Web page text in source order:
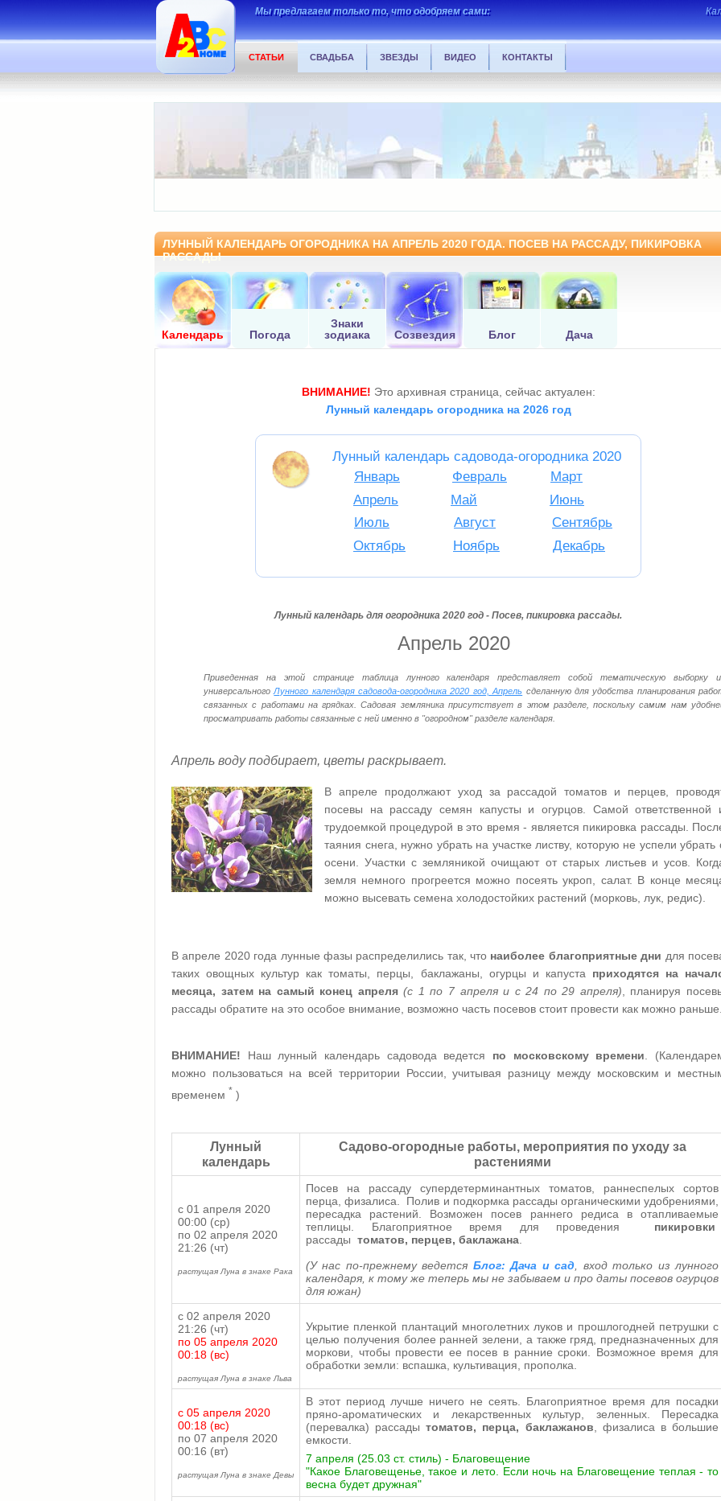
Мы предлагаем только то, что одобряем сами:
СТАТЬИ СВАДЬБА ЗВЕЗДЫ ВИДЕО КОНТАКТЫ
ЛУННЫЙ КАЛЕНДАРЬ ОГОРОДНИКА НА АПРЕЛЬ 2020 ГОДА. ПОСЕВ НА РАССАДУ, ПИКИРОВКА
РАССАДЫ
Календарь Погода
Знаки
зодиака
Созвездия Блог Дача
ВНИМАНИЕ! Это архивная страница, сейчас актуален:
Лунный календарь огородника на 2026 год
Лунный календарь садовода-огородника 2020
Январь
Февраль
Март
Апрель
Май
Июнь
Июль
Август
Сентябрь
Октябрь
Ноябрь Декабрь
Лунный календарь для огородника 2020 год - Посев, пикировка рассады.
Апрель 2020
Приведенная на этой странице таблица лунного календаря представляет собой тематическую выборку
универсальногоЛунного календаря садовода-огородника 2020 год, Апрель сделанную для удобства планирования
связанных с работами на грядках. Садовая земляника присутствует в этом разделе, поскольку самим нам
просматривать работы связанные с ней именно в "огородном" разделе календаря.
Апрель воду подбирает, цветы раскрывает.
В апреле продолжают уход за рассадой томатов и перцев,
посевы на рассаду семян капусты и огурцов. Самой ответственной
трудоемкой процедурой в это время - является пикировка рассады.
таяния снега, нужно убрать на участке листву, которую не успели убрать
осени. Участки с земляникой очищают от старых листьев и усов.
земля немного прогреется можно посеять укроп, салат. В конце
можно высевать семена холодостойких растений (морковь, лук, редис).
В апреле 2020 года лунные фазы распределились так, что наиболее благоприятные дни для
таких овощных культур как томаты, перцы, баклажаны, огурцы и капуста приходятся на
месяца, затем на самый конец апреля (с 1 по 7 апреля и с 24 по 29 апреля) , планируя
рассады обратите на это особое внимание, возможно часть посевов стоит провести как можно раньше.
ВНИМАНИЕ! Наш лунный календарь садовода ведется по московскому времени .
можно пользоваться на всей территории России, учитывая разницу между московским и
временем * )
Лунный
календарь
Садово-огородные работы, мероприятия по уходу за
растениями
с 01 апреля 2020
00:00 (ср)
по 02 апреля 2020
21:26 (чт)
растущая Луна в знаке Рака
Посев на рассаду супердетерминантных томатов, раннеспелых сортов
перца, физалиса. Полив и подкормка рассады органическими удобрениями,
пересадка растений. Возможен посев раннего редиса в отапливаемые
теплицы. Благоприятное время для проведения пикировки
рассады томатов, перцев, баклажана
(У нас по-прежнему ведется Блог: Дача и сад , вход только из лунного
календаря, к тому же теперь мы не забываем и про даты посевов огурцов
для южан)
с 02 апреля 2020
21:26 (чт)
по 05 апреля 2020
00:18 (вс)
растущая Луна в знаке Льва
Укрытие пленкой плантаций многолетних луков и прошлогодней петрушки с
целью получения более ранней зелени, а также гряд, предназначенных для
моркови, чтобы провести ее посев в ранние сроки. Возможное время для
обработки земли: вспашка, культивация, прополка.
с 05 апреля 2020
00:18 (вс)
по 07 апреля 2020
00:16 (вт)
растущая Луна в знаке Девы
В этот период лучше ничего не сеять. Благоприятное время для посадки
пряно-ароматических и лекарственных культур, зеленных. Пересадка
(перевалка) рассадытоматов, перца, баклажанов , физалиса в большие
емкости.
7 апреля (25.03 ст. стиль) - Благовещение
"Какое Благовещенье, такое и лето. Если ночь на Благовещение теплая - то
весна будет дружная"